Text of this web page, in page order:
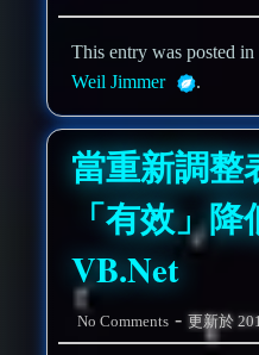
This entry was posted in
Weil Jimmer
.
當重新調整
「有效」
VB.Net
No Comments -更新於